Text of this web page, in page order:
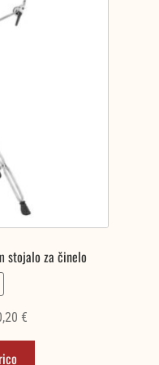
stojalo za činelo
€Trenutna
cena